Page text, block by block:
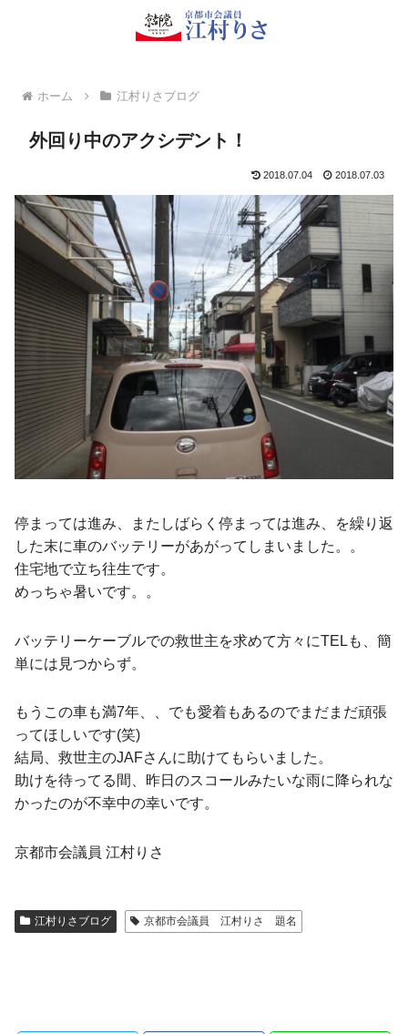
ホーム 江村りさブログ
外回り中のアクシデント！
2018.07.04 2018.07.03
停まっては進み、またしばらく停まっては進み、を繰り返
した末に車のバッテリーがあがってしまいました。。
住宅地で立ち往生です。
めっちゃ暑いです。。
バッテリーケーブルでの救世主を求めて方々にTELも、簡
単には見つからず。
もうこの車も満7年、、でも愛着もあるのでまだまだ頑張
ってほしいです(笑)
結局、救世主のJAFさんに助けてもらいました。
助けを待ってる間、昨日のスコールみたいな雨に降られな
かったのが不幸中の幸いです。
京都市会議員 江村りさ
江村りさブログ 京都市会議員 江村りさ 題名